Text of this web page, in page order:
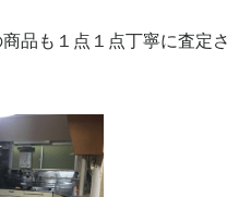
品も１点１点丁寧に査定さ